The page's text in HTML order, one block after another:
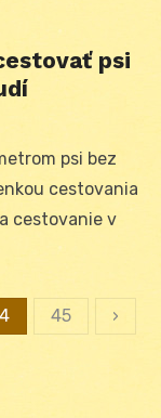
psi
psi bez
cestovania
cestovanie v
45 ›